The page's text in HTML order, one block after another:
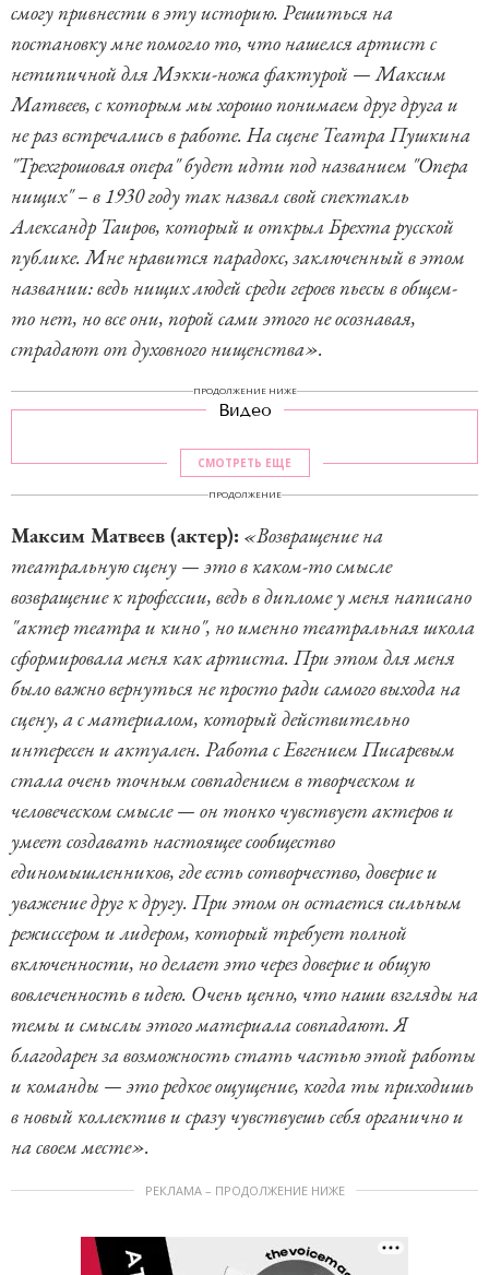
смогу привнести в эту историю. Решиться на
постановку мне помогло то, что нашелся артист с
нетипичной для Мэкки-ножа фактурой — Максим
Матвеев, с которым мы хорошо понимаем друг друга и
не раз встречались в работе. На сцене Театра Пушкина
"Трехгрошовая опера" будет идти под названием "Опера
нищих" – в 1930 году так назвал свой спектакль
Александр Таиров, который и открыл Брехта русской
публике. Мне нравится парадокс, заключенный в этом
названии: ведь нищих людей среди героев пьесы в общем-
то нет, но все они, порой сами этого не осознавая,
страдают от духовного нищенства».
ПРОДОЛЖЕНИЕ НИЖЕ
Видео
СМОТРЕТЬ ЕЩЕ
ПРОДОЛЖЕНИЕ
Максим Матвеев (актер): «Возвращение на
театральную сцену — это в каком-то смысле
возвращение к профессии, ведь в дипломе у меня написано
"актер театра и кино", но именно театральная школа
сформировала меня как артиста. При этом для меня
было важно вернуться не просто ради самого выхода на
сцену, а с материалом, который действительно
интересен и актуален. Работа с Евгением Писаревым
стала очень точным совпадением в творческом и
человеческом смысле — он тонко чувствует актеров и
умеет создавать настоящее сообщество
единомышленников, где есть сотворчество, доверие и
уважение друг к другу. При этом он остается сильным
режиссером и лидером, который требует полной
включенности, но делает это через доверие и общую
вовлеченность в идею. Очень ценно, что наши взгляды на
темы и смыслы этого материала совпадают. Я
благодарен за возможность стать частью этой работы
и команды — это редкое ощущение, когда ты приходишь
в новый коллектив и сразу чувствуешь себя органично и
на своем месте».
РЕКЛАМА – ПРОДОЛЖЕНИЕ НИЖЕ